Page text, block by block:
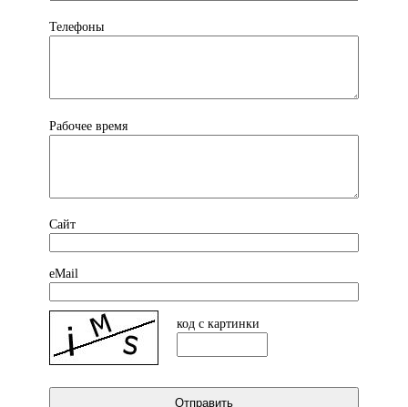
Телефоны
Рабочее время
Сайт
eMail
код с картинки